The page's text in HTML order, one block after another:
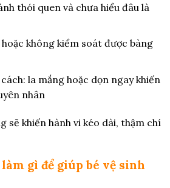
thói quen và chưa hiểu đâu là
không kiểm soát được bàng
la mắng hoặc dọn ngay khiến
nhân
sẽ khiến hành vi kéo dài, thậm chí
gì để giúp bé vệ sinh